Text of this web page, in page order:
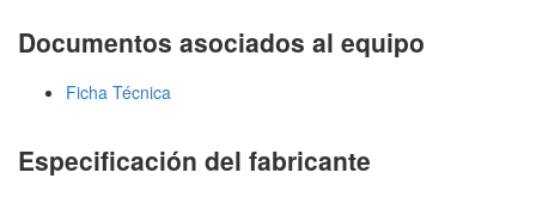
Documentos asociados al equipo
Ficha Técnica
Especificación del fabricante